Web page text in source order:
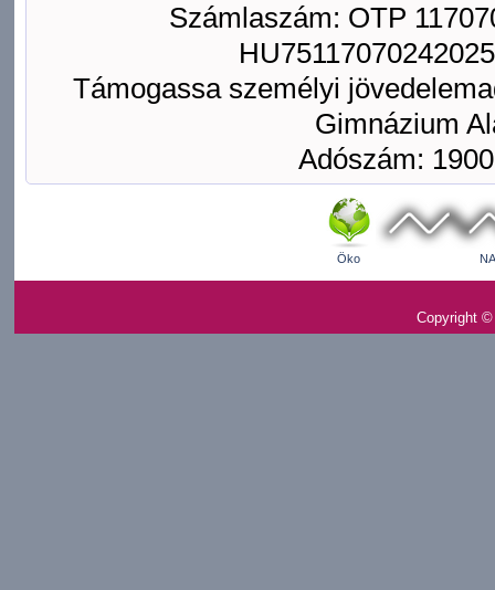
Számlaszám: OTP
Támogassa személyi
Gimnázium
Adószám:
Öko
Copyright